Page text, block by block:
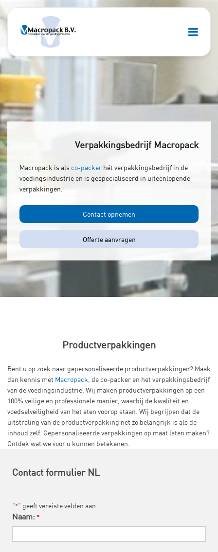
Verpakkingsbedrijf Macropack
Macropack is als co-packer hét verpakkingsbedrijf in de
voedingsindustrie en is gespecialiseerd in uiteenlopende
verpakkingen.
Contact opnemen
Offerte aanvragen
Productverpakkingen
Bent u op zoek naar gepersonaliseerde productverpakkingen? Maak
dan kennis met Macropack , de co-packer en het verpakkingsbedrijf
van de voedingsindustrie. Wij maken productverpakkingen op een
100% veilige en professionele manier, waarbij de kwaliteit en
voedselveiligheid van het eten voorop staan. Wij begrijpen dat de
uitstraling van de productverpakking net zo belangrijk is als de
inhoud zelf. Gepersonaliseerde verpakkingen op maat laten maken?
Ontdek wat we voor u kunnen betekenen.
Contact formulier NL
"*" geeft vereiste velden aan
Naam: *